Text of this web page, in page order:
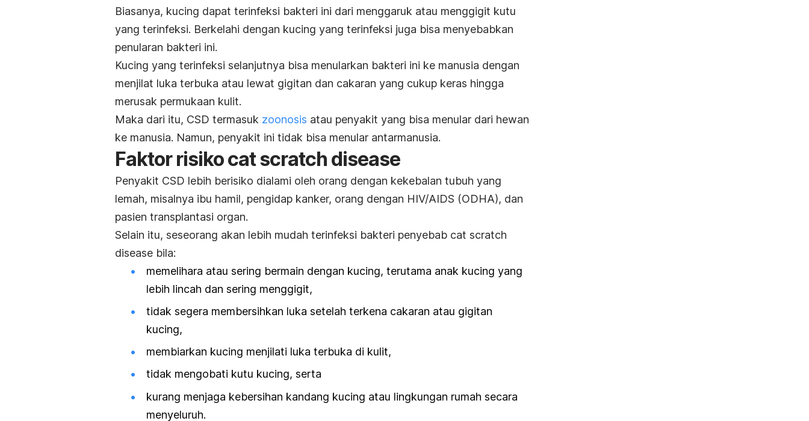
Biasanya, kucing dapat terinfeksi bakteri ini dari menggaruk atau menggigit kutu
yang terinfeksi. Berkelahi dengan kucing yang terinfeksi juga bisa menyebabkan
penularan bakteri ini.
Kucing yang terinfeksi selanjutnya bisa menularkan bakteri ini ke manusia dengan
menjilat luka terbuka atau lewat gigitan dan cakaran yang cukup keras hingga
merusak permukaan kulit.
Maka dari itu, CSD termasuk zoonosis atau penyakit yang bisa menular dari hewan
ke manusia. Namun, penyakit ini tidak bisa menular antarmanusia.
Faktor risikocat scratch disease
Penyakit CSD lebih berisiko dialami oleh orang dengan kekebalan tubuh yang
lemah, misalnya ibu hamil, pengidap kanker, orang dengan HIV/AIDS (ODHA), dan
pasien transplantasi organ.
Selain itu, seseorang akan lebih mudah terinfeksi bakteri penyebab cat scratch
disease bila:
memelihara atau sering bermain dengan kucing, terutama anak kucing yang
lebih lincah dan sering menggigit,
tidak segera membersihkan luka setelah terkena cakaran atau gigitan
kucing,
membiarkan kucing menjilati luka terbuka di kulit,
tidak mengobati kutu kucing, serta
kurang menjaga kebersihan kandang kucing atau lingkungan rumah secara
menyeluruh.